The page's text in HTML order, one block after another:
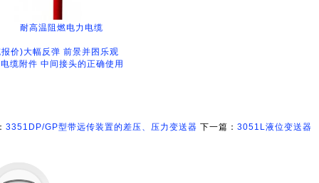
耐高温阻燃电力电缆
价)大幅反弹 前景并囨乐观
缆附件 中间接头的正确使用
3351DP/GP型带远传装置的差压、压力变送器 下一篇： 3051L液位变送器